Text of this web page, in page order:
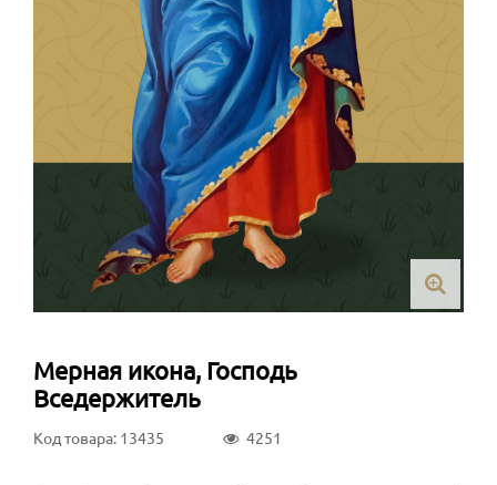
Мерная икона, Господь
Вседержитель
Код товара: 13435 4251